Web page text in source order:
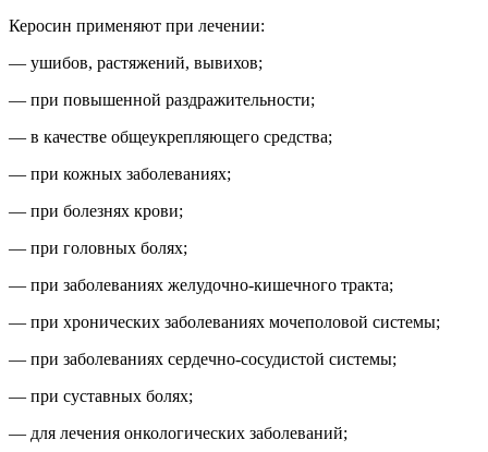
Керосин применяют при лечении:
— ушибов, растяжений, вывихов;
— при повышенной раздражительности;
— в качестве общеукрепляющего средства;
— при кожных заболеваниях;
— при болезнях крови;
— при головных болях;
— при заболеваниях желудочно-кишечного тракта;
— при хронических заболеваниях мочеполовой системы;
— при заболеваниях сердечно-сосудистой системы;
— при суставных болях;
— для лечения онкологических заболеваний;